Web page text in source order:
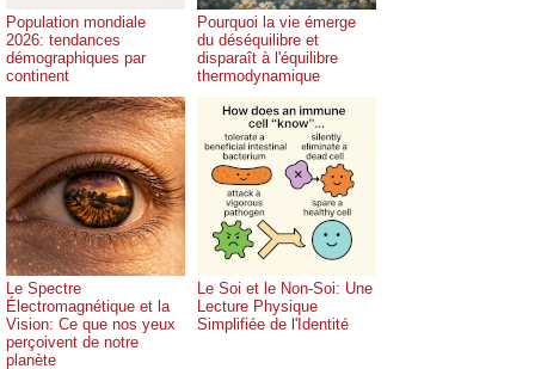
Population mondiale
2026: tendances
démographiques par
continent
Pourquoi la vie émerge
du déséquilibre et
disparaît à l'équilibre
thermodynamique
Le Spectre
Électromagnétique et la
Vision: Ce que nos yeux
perçoivent de notre
planète
Le Soi et le Non-Soi: Une
Lecture Physique
Simplifiée de l'Identité